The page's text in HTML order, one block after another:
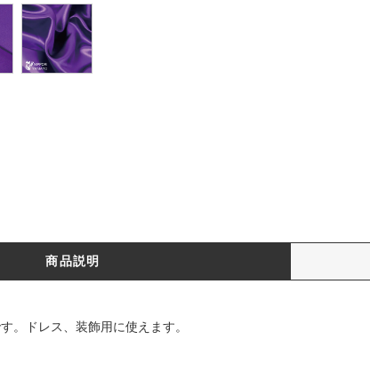
商品説明
。ドレス、装飾用に使えます。